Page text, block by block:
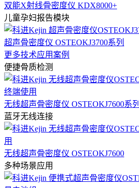
双能X射线骨密度仪 KDX8000+
儿童孕妇报告模块
超声骨密度仪 OSTEOKJ3700系列
更多技术应用案例
便捷骨质检测
无线超声骨密度仪 OSTEOKJ7600系列
蓝牙无线连接
无线超声骨密度仪 OSTEOKJ7600
多种场景应用